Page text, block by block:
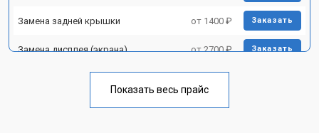
Замена задней крышки от 1400 ₽ Заказать
Замена дисплея (экрана) от 2700 ₽ Заказать
Замена кнопки включения от 1750 ₽
Показать весь прайс